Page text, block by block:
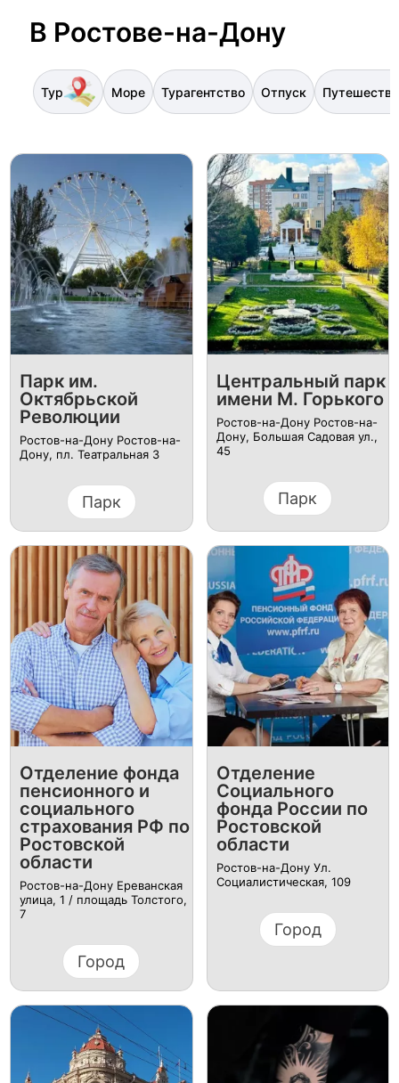
В Ростове-на-Дону
Тур Море Турагентство Отпуск
Парк им.
Октябрьской
Революции
Ростов-на-Дону Ростов-на-
Дону, пл. Театральная 3
Парк
Центральный парк
имени М. Горького
Ростов-на-Дону Ростов-на-
Дону, Большая Садовая ул.,
45
Парк
Отделение фонда
пенсионного и
социального
страхования РФ по
Ростовской
области
Ростов-на-Дону Ереванская
улица, 1 / площадь Толстого,
7
Город
Отделение
Социального
фонда России по
Ростовской
области
Ростов-на-Дону Ул.
Социалистическая, 109
Город